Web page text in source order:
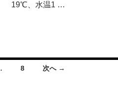
19℃、水温1 …
（２）ゴマフアザラシ
8 次へ →